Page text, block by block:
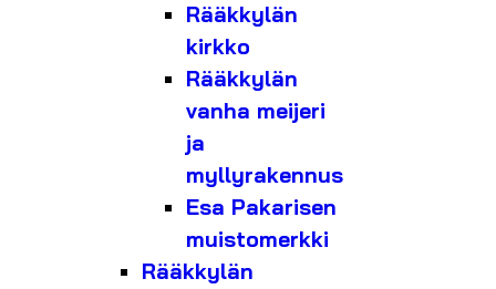
Rääkkylän
kirkko
Rääkkylän
vanha meijeri
ja
myllyrakennus
Esa Pakarisen
muistomerkki
Rääkkylän